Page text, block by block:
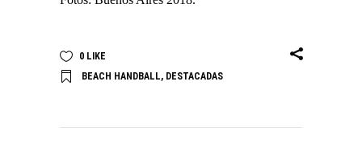
0 LIKE
BEACH HANDBALL, DESTACADAS